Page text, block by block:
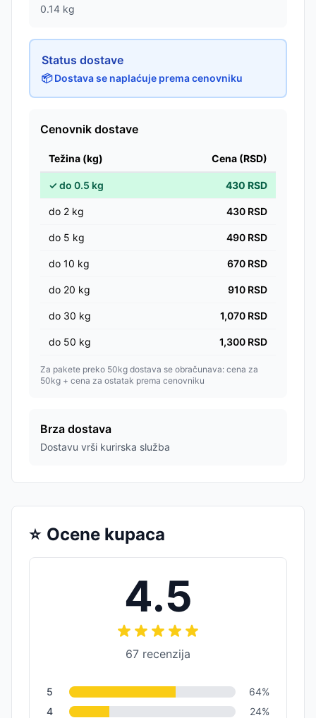
0.14 kg
Status dostave
📦 Dostava se naplaćuje prema cenovniku
Cenovnik dostave
Težina (kg) Cena (RSD)
✓do 0.5 kg 430 RSD
do 2 kg 430 RSD
do 5 kg 490 RSD
do 10 kg 670 RSD
do 20 kg 910 RSD
do 30 kg 1,070 RSD
do 50 kg 1,300 RSD
Za pakete preko 50kg dostava se obračunava: cena za
50kg + cena za ostatak prema cenovniku
Brza dostava
Dostavu vrši kurirska služba
⭐ Ocene kupaca
4.5
67 recenzija
5 64%
4
24%